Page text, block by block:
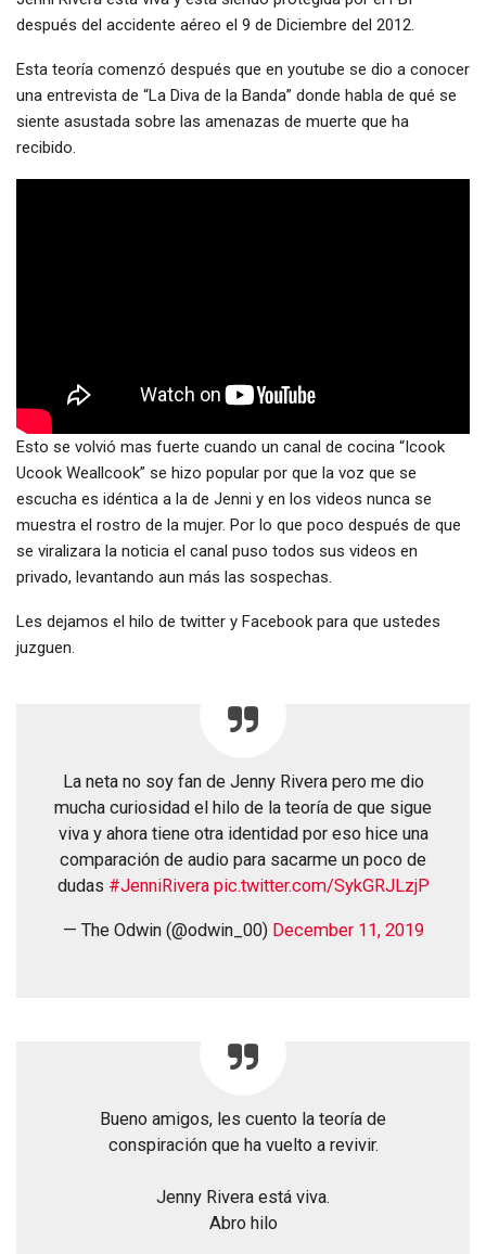
después del accidente aéreo el 9 de Diciembre del 2012.
Esta teoría comenzó después que en youtube se dio a conocer
una entrevista de “La Diva de la Banda” donde habla de qué se
siente asustada sobre las amenazas de muerte que ha
recibido.
Esto se volvió mas fuerte cuando un canal de cocina “Icook
Ucook Weallcook” se hizo popular por que la voz que se
escucha es idéntica a la de Jenni y en los videos nunca se
muestra el rostro de la mujer. Por lo que poco después de que
se viralizara la noticia el canal puso todos sus videos en
privado, levantando aun más las sospechas.
Les dejamos el hilo de twitter y Facebook para que ustedes
juzguen.
La neta no soy fan de Jenny Rivera pero me dio
mucha curiosidad el hilo de la teoría de que sigue
viva y ahora tiene otra identidad por eso hice una
comparación de audio para sacarme un poco de
dudas #JenniRivera pic.twitter.com/SykGRJLzjP
— The Odwin (@odwin_00) December 11, 2019
Bueno amigos, les cuento la teoría de
conspiración que ha vuelto a revivir.
Jenny Rivera está viva.
Abro hilo